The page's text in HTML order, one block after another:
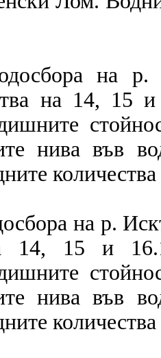
на р.
на 14, 15
нива във
на р.
14, 15 и
нива във